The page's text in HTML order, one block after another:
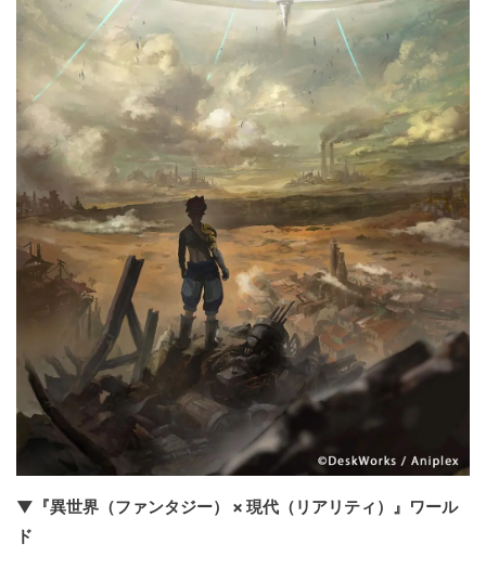
▼『異世界（ファンタジー） × 現代（リアリティ）』ワール
ド